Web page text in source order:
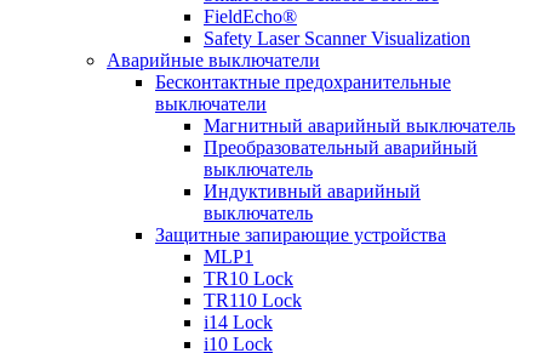
FieldEcho®
Safety Laser Scanner Visualization
Аварийные выключатели
Бесконтактные предохранительные
выключатели
Магнитный аварийный выключатель
Преобразовательный аварийный
выключатель
Индуктивный аварийный
выключатель
Защитные запирающие устройства
MLP1
TR10 Lock
TR110 Lock
i14 Lock
i10 Lock